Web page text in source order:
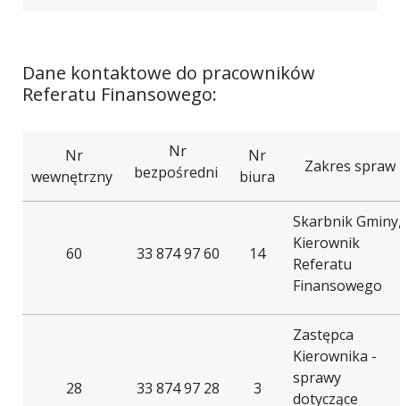
Dane kontaktowe do pracowników
Referatu Finansowego:
Nr
wewnętrzny
Nr
bezpośredni
Nr
biura
Zakres spraw
60 33 874 97 60 14
Skarbnik
Kierownik
Referatu
Finansowego
28 33 874 97 28 3
Zastępca
Kierownika -
sprawy
dotyczące